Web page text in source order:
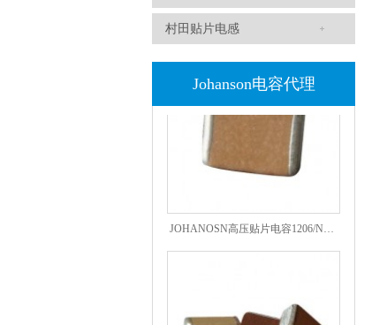
村田贴片电感
Johanson电容代理
高压贴片电容2220 2KV X7R 0.01UF封装